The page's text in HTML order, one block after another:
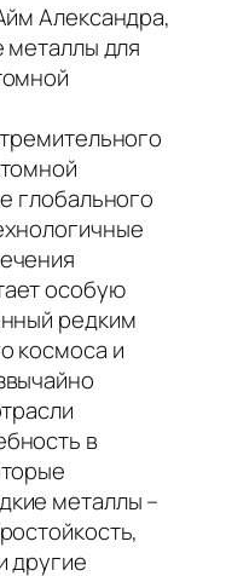
Александра,
металлы для
глобального
особую
редким
космоса и
в
металлы –
другие